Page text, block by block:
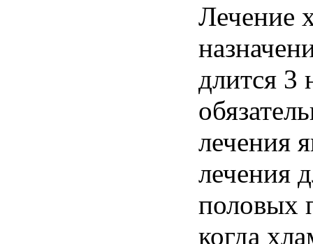
Лечение
длится 3
лечения
лечения
половых
когда